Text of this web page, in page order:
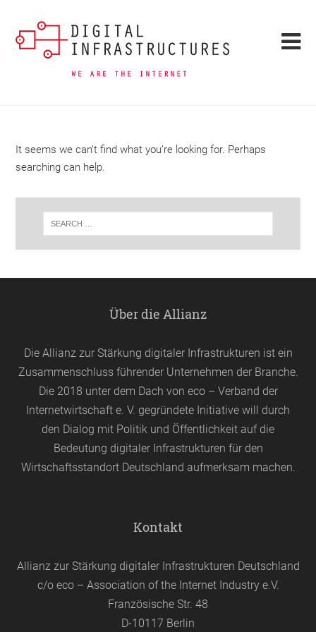
It seems we can’t find what you’re looking for. Perhaps
searching can help.
Über die Allianz
Die Allianz zur Stärkung digitaler Infrastrukturen ist ein
Zusammenschluss führender Unternehmen der Branche.
Die 2018 unter dem Dach von eco– Verband der
Internetwirtschaft e. V. gegründete Initiative will durch
den Dialog mit Politik und Öffentlichkeit auf die
Bedeutung digitaler Infrastrukturen für den
Wirtschaftsstandort Deutschland aufmerksam machen.
Kontakt
Allianz zur Stärkung digitaler Infrastrukturen Deutschland
c/o eco – Association of the Internet Industry e.V.
Französische Str. 48
D-10117 Berlin